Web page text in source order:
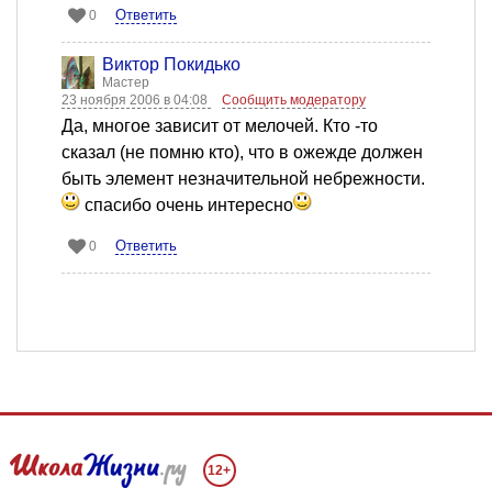
0 Ответить
Виктор Покидько
Мастер
23 ноября 2006 в 04:08
Сообщить модератору
Да, многое зависит от мелочей. Кто -то
сказал (не помню кто), что в ожежде должен
быть элемент незначительной небрежности.
спасибо очень интересно
0 Ответить
12+